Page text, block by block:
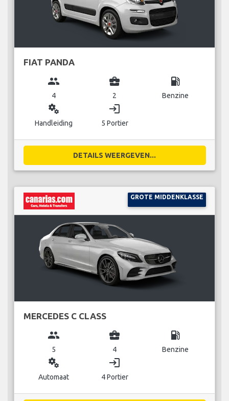
FIAT PANDA
group
4
business_center
2
local_gas_station
Benzine
miscellaneous_services
Handleiding
login
5 Portier
DETAILS WEERGEVEN...
GROTE MIDDENKLASSE
MERCEDES C CLASS
group
5
business_center
4
local_gas_station
Benzine
miscellaneous_services
Automaat
login
4 Portier